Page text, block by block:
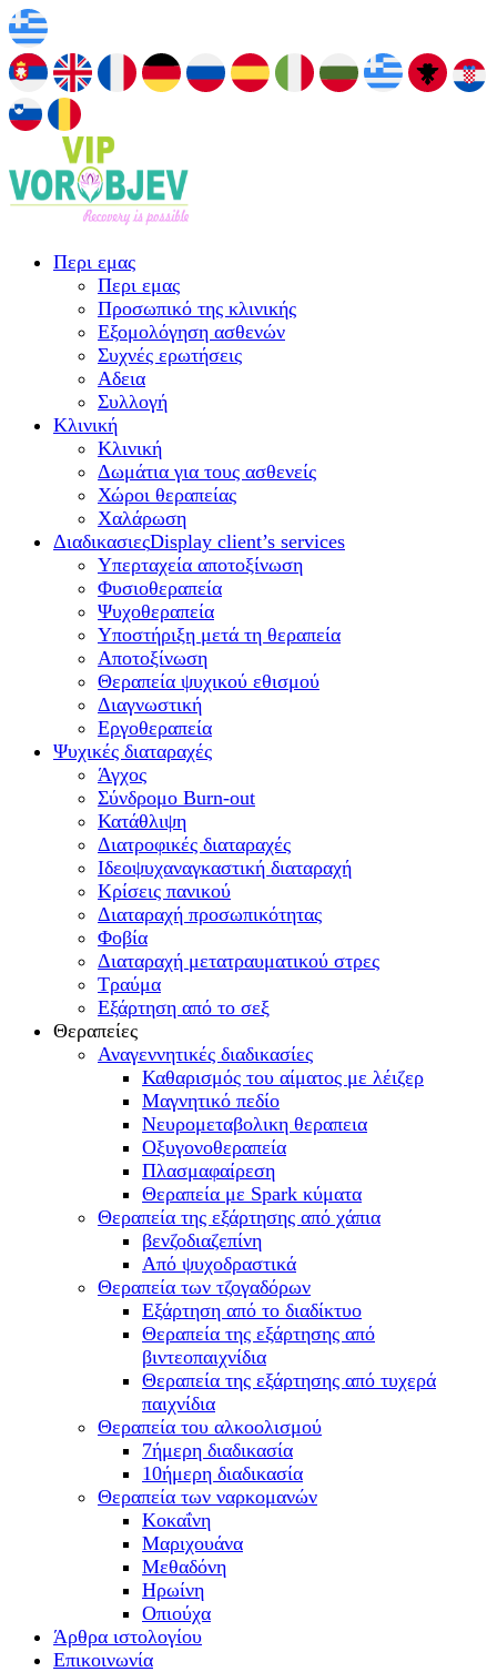
Περι εμας
Περι εμας
Προσωπικό της κλινικής
Εξομολόγηση ασθενών
Συχνές ερωτήσεις
Αδεια
Συλλογή
Κλινική
Κλινική
Δωμάτια για τους ασθενείς
Χώροι θεραπείας
Χαλάρωση
ΔιαδικασιεςDisplay client’s services
Υπερταχεία αποτοξίνωση
Φυσιοθεραπεία
Ψυχοθεραπεία
Υποστήριξη μετά τη θεραπεία
Αποτοξίνωση
Θεραπεία ψυχικού εθισμού
Διαγνωστική
Εργοθεραπεία
Ψυχικές διαταραχές
Άγχος
Σύνδρομο Burn-out
Κατάθλιψη
Διατροφικές διαταραχές
Ιδεοψυχαναγκαστική διαταραχή
Κρίσεις πανικού
Διαταραχή προσωπικότητας
Φοβία
Διαταραχή μετατραυματικού στρες
Τραύμα
Εξάρτηση από το σεξ
Θεραπείες
Αναγεννητικές διαδικασίες
Καθαρισμός του αίματος με λέιζερ
Μαγνητικό πεδίο
Νευρομεταβολικη θεραπεια
Οξυγονοθεραπεία
Πλασμαφαίρεση
Θεραπεία με Spark κύματα
Θεραπεία της εξάρτησης από χάπια
βενζοδιαζεπίνη
Από ψυχοδραστικά
Θεραπεία των τζογαδόρων
Εξάρτηση από το διαδίκτυο
Θεραπεία της εξάρτησης από
βιντεοπαιχνίδια
Θεραπεία της εξάρτησης από τυχερά
παιχνίδια
Θεραπεία του αλκοολισμού
7ήμερη διαδικασία
10ήμερη διαδικασία
Θεραπεία των ναρκομανών
Kοκαΐνη
Mαριχουάνα
Μεθαδόνη
Ηρωίνη
Oπιούχα
Άρθρα ιστολογίου
Επικοινωνία